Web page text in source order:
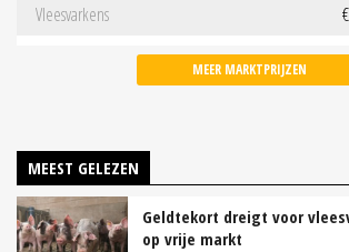
Vleesvarkens
MEER MARKTPRIJZEN
MEEST GELEZEN
Geldtekort dreigt voor
op vrije markt